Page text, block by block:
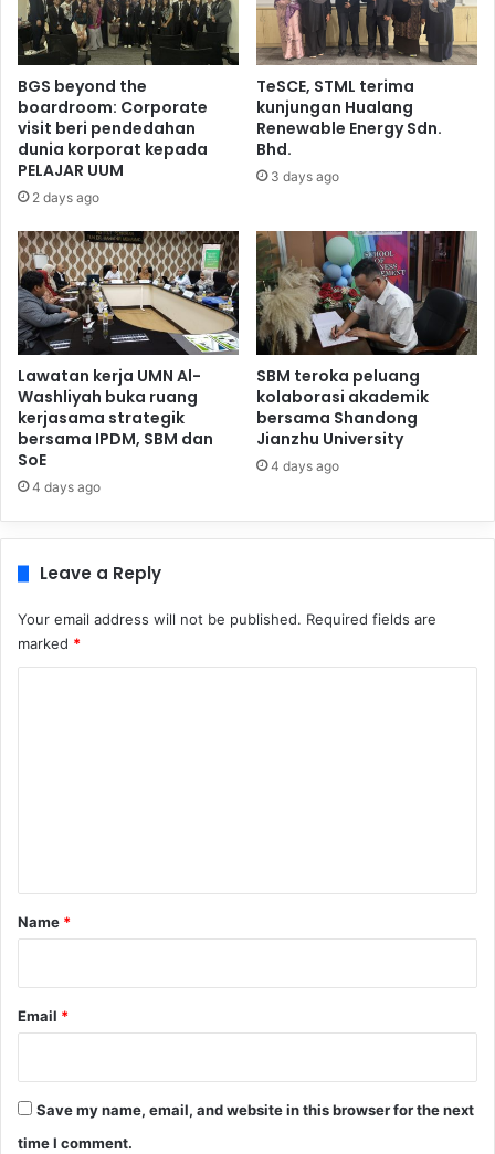
BGS beyond the
boardroom: Corporate
visit beri pendedahan
dunia korporat kepada
PELAJAR UUM
2 days ago
TeSCE, STML terima
kunjungan Hualang
Renewable Energy Sdn.
Bhd.
3 days ago
Lawatan kerja UMN Al-
Washliyah buka ruang
kerjasama strategik
bersama IPDM, SBM dan
SoE
4 days ago
SBM teroka peluang
kolaborasi akademik
bersama Shandong
Jianzhu University
4 days ago
Leave a Reply
Your email address will not be published. Required fields are
marked *
*
Name *
Email *
Save my name, email, and website in this browser for the next
time I comment.